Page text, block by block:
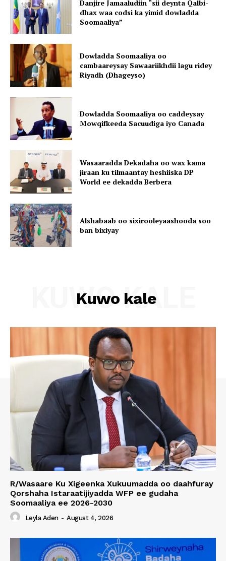
Danjire Jamaaludiin “sii deynta Qalbi-
dhax waa codsi ka yimid dowladda
Soomaaliya”
Dowladda Soomaaliya oo
cambaareysay Sawaariikhdii lagu ridey
Riyadh (Dhageyso)
Dowladda Soomaaliya oo caddeysay
Mowqifkeeda Sacuudiga iyo Canada
Wasaaradda Dekadaha oo wax kama
jiraan ku tilmaantay heshiiska DP
World ee dekadda Berbera
Alshabaab oo sixirooleyaashooda soo
ban bixiyay
Kuwo kale
KUWO KALE
R/Wasaare Ku Xigeenka Xukuumadda oo daahfuray
Qorshaha Istaraatijiyadda WFP ee gudaha
Soomaaliya ee 2026-2030
Leyla Aden - August 4, 2026